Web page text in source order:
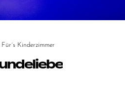
Für´s Kinderzimmer